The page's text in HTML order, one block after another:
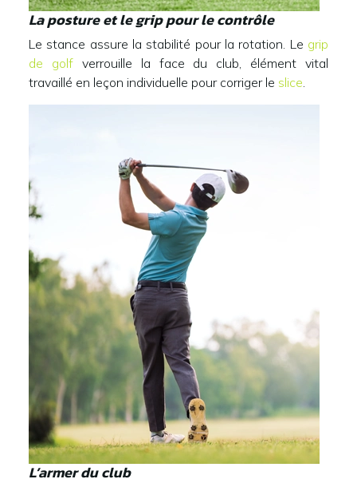
La posture et le grip pour le contrôle
Le stance assure la stabilité pour la rotation. Le grip
de golfverrouille la face du club, élément vital
travaillé en leçon individuelle pour corriger le slice.
L’armer du club